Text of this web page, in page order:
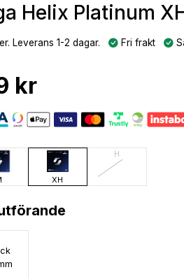
Helix Platinum
Leverans 1-2 dagar. Fri frakt
kr
XH
H